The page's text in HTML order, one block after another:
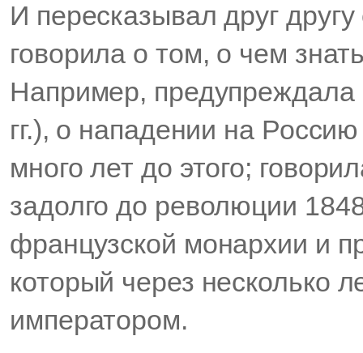
И пересказывал друг
говорила о том, о чем
Например,
гг.), о нападении на
много лет до этого;
задолго до революции
французской монархии и
который через несколько
императором.